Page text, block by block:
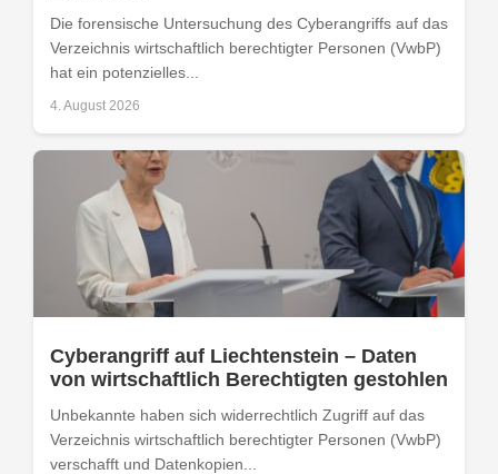
Die forensische Untersuchung des Cyberangriffs auf das
Verzeichnis wirtschaftlich berechtigter Personen (VwbP)
hat ein potenzielles...
4. August 2026
Cyberangriff auf Liechtenstein – Daten
von wirtschaftlich Berechtigten gestohlen
Unbekannte haben sich widerrechtlich Zugriff auf das
Verzeichnis wirtschaftlich berechtigter Personen (VwbP)
verschafft und Datenkopien...